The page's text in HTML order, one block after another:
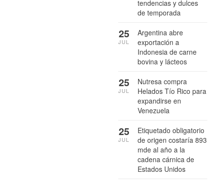
tendencias y dulces
de temporada
Argentina abre
exportación a
Indonesia de carne
bovina y lácteos
25
JUL
Nutresa compra
Helados Tío Rico para
expandirse en
Venezuela
25
JUL
Etiquetado obligatorio
de origen costaría 893
mde al año a la
cadena cárnica de
Estados Unidos
25
JUL